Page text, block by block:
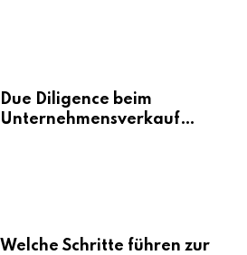
Due Diligence beim
Unternehmensverkauf
Welche Schritte führen zur